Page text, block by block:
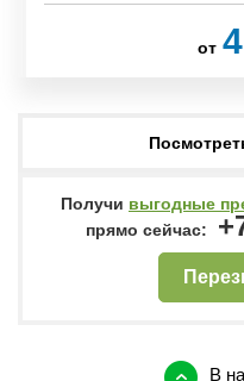
от
Получи выгодные
прямо сейчас:
В